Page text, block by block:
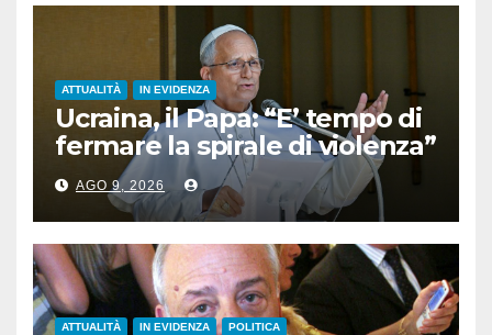
ATTUALITÀ IN EVIDENZA
Ucraina, il Papa: “E’ tempo di
fermare la spirale di violenza”
AGO 9, 2026
ATTUALITÀ IN EVIDENZA POLITICA